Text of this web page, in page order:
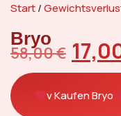
Start/
Bryo
58,00€
v Kaufen Bryo